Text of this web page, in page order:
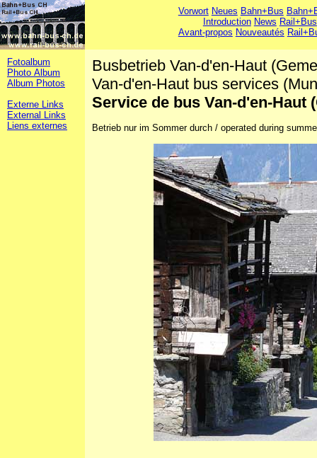
Vorwort Neues Bahn+Bus
Introduction News Rail+Bus
Avant-propos Nouveautés
Fotoalbum
Photo Album
Album Photos
Externe Links
External Links
Liens externes
Busbetrieb Van-d'en-Haut
Van-d'en-Haut bus services
Service de bus Van-d'en-Haut
Betrieb nur im Sommer durch / operated during